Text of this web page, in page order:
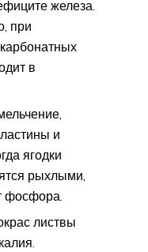
железа.
при
в
и
ягодки
рыхлыми,
фосфора.
листвы